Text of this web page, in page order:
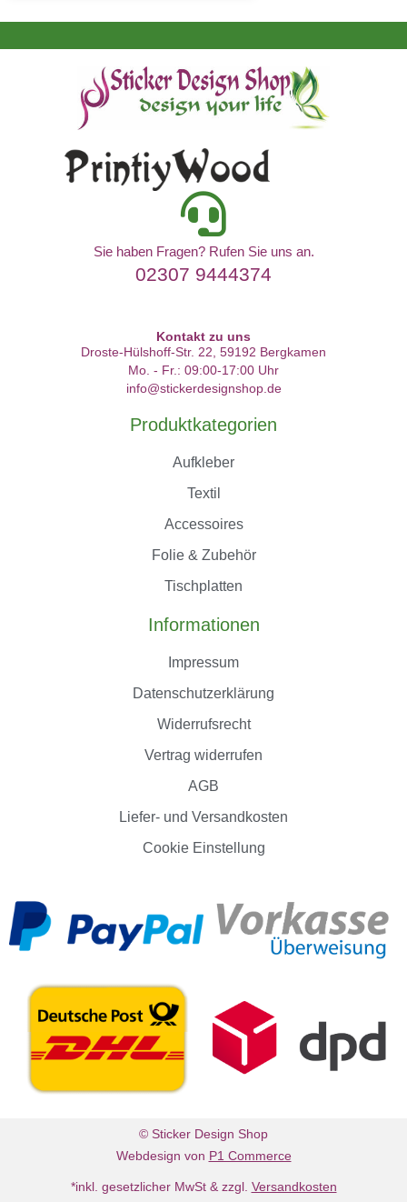
Sie haben Fragen? Rufen Sie uns an.
02307 9444374
Kontakt zu uns
Droste-Hülshoff-Str. 22, 59192 Bergkamen
Mo. - Fr.: 09:00-17:00 Uhr
info@stickerdesignshop.de
Produktkategorien
Aufkleber
Textil
Accessoires
Folie & Zubehör
Tischplatten
Informationen
Impressum
Datenschutzerklärung
Widerrufsrecht
Vertrag widerrufen
AGB
Liefer- und Versandkosten
Cookie Einstellung
© Sticker Design Shop
Webdesign von P1 Commerce
*inkl. gesetzlicher MwSt & zzgl. Versandkosten